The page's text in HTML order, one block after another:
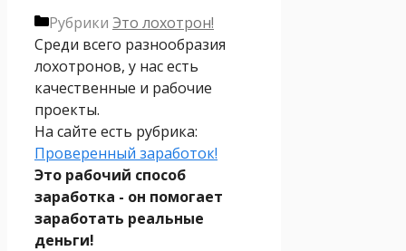
Рубрики Это лохотрон!
Среди всего разнообразия
лохотронов, у нас есть
качественные и рабочие
проекты.
На сайте есть рубрика:
Проверенный заработок!
Это рабочий способ
заработка - он помогает
заработать реальные
деньги!